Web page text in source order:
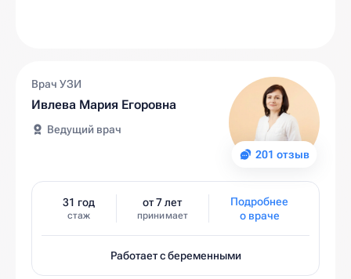
201 отзыв
Врач УЗИ
Ивлева Мария Егоровна
Ведущий врач
31 год
стаж
от 7 лет
принимает
Подробнее
о враче
Работает с беременными